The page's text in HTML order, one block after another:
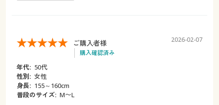
ご購入者様
購入確認済み
2026-02-07
年代: 50代
性別: 女性
身長: 155～160cm
普段のサイズ: M〜L